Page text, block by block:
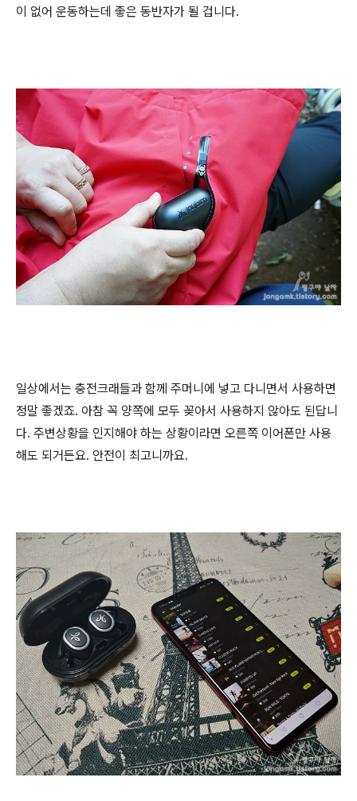
이 없어 운동하는데 좋은 동반자가 될 겁니다.
일상에서는 충전크래들과 함께 주머니에 넣고 다니면서 사용하면
정말 좋겠죠. 아참 꼭 양쪽에 모두 꽂아서 사용하지 않아도 된답니
다. 주변상황을 인지해야 하는 상황이라면 오른쪽 이어폰만 사용
해도 되거든요. 안전이 최고니까요.